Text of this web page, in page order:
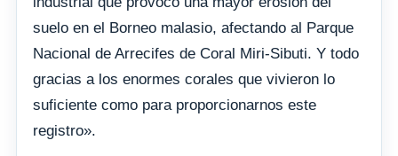
suelo en el Borneo malasio, afectando al Parque
Nacional de Arrecifes de Coral Miri-Sibuti. Y todo
gracias a los enormes corales que vivieron lo
suficiente como para proporcionarnos este
registro».